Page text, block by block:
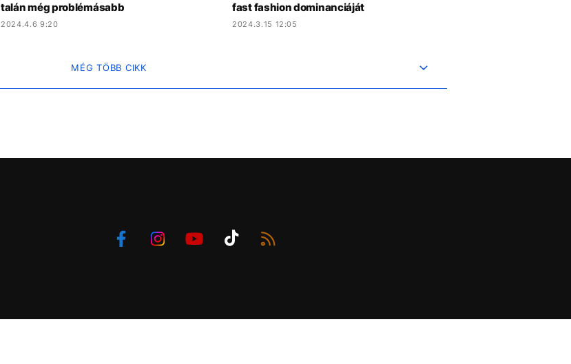
talán még problémásabb
2024.4.6 9:20
fast fashion dominanciáját
2024.3.15 12:05
MÉG TÖBB CIKK